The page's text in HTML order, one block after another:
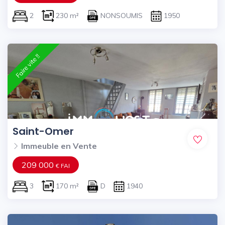
2 230 m² NONSOUMIS 1950
Faire vite !!
Saint-Omer
Immeuble en Vente
209 000€ FAI
3 170 m² D 1940